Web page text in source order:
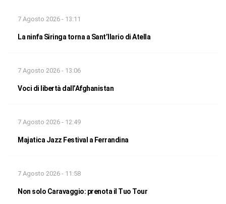
7 Agosto 2026 - 13:11
La ninfa Siringa torna a Sant’Ilario di Atella
7 Agosto 2026 - 13:06
Voci di libertà dall’Afghanistan
7 Agosto 2026 - 12:49
Majatica Jazz Festival a Ferrandina
7 Agosto 2026 - 11:58
Non solo Caravaggio: prenota il Tuo Tour